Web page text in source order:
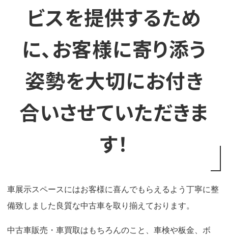
ビスを提供するため
に、お客様に寄り添う
姿勢を大切にお付き
合いさせていただきま
す！
車展示スペースにはお客様に喜んでもらえるよう丁寧に整
備致しました良質な中古車を取り揃えております。
中古車販売・車買取はもちろんのこと、車検や板金、ボ